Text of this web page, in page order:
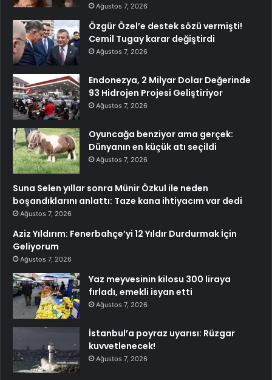
Ağustos 7, 2026
Özgür Özel’e destek sözü vermişti!
Cemil Tugay karar değiştirdi
Ağustos 7, 2026
Endonezya, 2 Milyar Dolar Değerinde
93 Hidrojen Projesi Geliştiriyor
Ağustos 7, 2026
Oyuncağa benziyor ama gerçek:
Dünyanın en küçük atı seçildi
Ağustos 7, 2026
Suna Selen yıllar sonra Münir Özkul ile neden
boşandıklarını anlattı: Taze kana ihtiyacım var dedi
Ağustos 7, 2026
Aziz Yıldırım: Fenerbahçe’yi 12 Yıldır Durdurmak İçin
Geliyorum
Ağustos 7, 2026
Yaz meyvesinin kilosu 300 liraya
fırladı, emekli isyan etti
Ağustos 7, 2026
İstanbul’a poyraz uyarısı: Rüzgar
kuvvetlenecek!
Ağustos 7, 2026